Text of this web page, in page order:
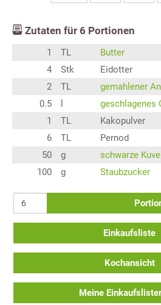
Zutaten für 6 Portionen
1 TL
Butter
4
Stk
Eidotter
2
TL
gemahlener
0.5
geschlagenes
1
TL
Kakopulver
6
TL
Pernod
50
g
schwarze
100
g Staubzucker
Einkaufsliste
Kochansicht
Meine